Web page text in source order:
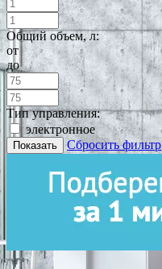
Общий объем, л:
от
до
Тип управления:
электронное
Показать Сбросить фильтр